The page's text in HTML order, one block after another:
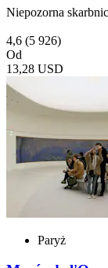
Niepozorna
4,6 (5 926)
Od
13,28 USD
Paryż